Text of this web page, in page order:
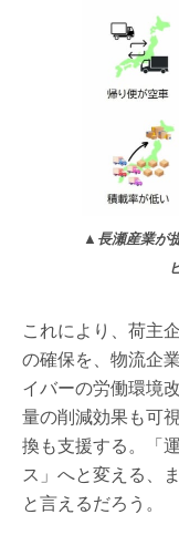
▲長瀬産業が
これにより、荷主
の確保を、物流企
イバーの労働環境
量の削減効果も可
換も支援する。「
ス」へと変える、
と言えるだろう。